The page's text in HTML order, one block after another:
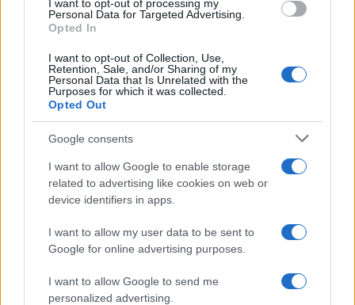
I want to opt-out of processing my
Personal Data for Targeted Advertising.
Opted In
I want to opt-out of Collection, Use,
Retention, Sale, and/or Sharing of my
Personal Data that Is Unrelated with the
Purposes for which it was collected.
Opted Out
Google consents
I want to allow Google to enable storage
related to advertising like cookies on web or
device identifiers in apps.
I want to allow my user data to be sent to
Google for online advertising purposes.
I want to allow Google to send me
personalized advertising.
AUTEUR
Julien Durand